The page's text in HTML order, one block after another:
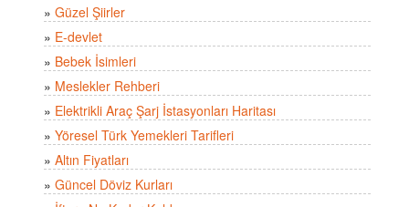
» Güzel Şiirler
» E-devlet
» Bebek İsimleri
» Meslekler Rehberi
» Elektrikli Araç Şarj İstasyonları Haritası
» Yöresel Türk Yemekleri Tarifleri
» Altın Fiyatları
» Güncel Döviz Kurları